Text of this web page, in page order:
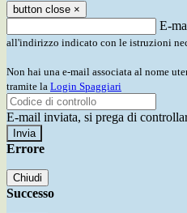
button close ×
E-
all'indirizzo indicato con le istruzioni
Non hai una e-mail associata al nome
tramite la Login Spaggiari
E-mail inviata, si prega di
Errore
Chiudi
Successo